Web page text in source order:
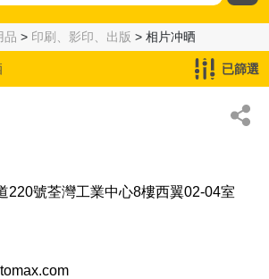
品 > 印刷、影印、出版 > 相片冲晒
已篩選
220號荃灣工業中心8樓西翼02-04室